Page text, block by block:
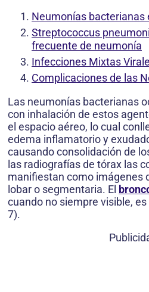
Neumonías bacterianas
Streptococcus
frecuente de neumonía
Infecciones Mixtas
Complicaciones de las
Las neumonías bacterianas
con inhalación de estos
el espacio aéreo, lo cual
edema inflamatorio y
causando consolidación de
las radiografías de tórax las
manifiestan como imágenes
lobar o segmentaria. El
cuando no siempre visible,
7).